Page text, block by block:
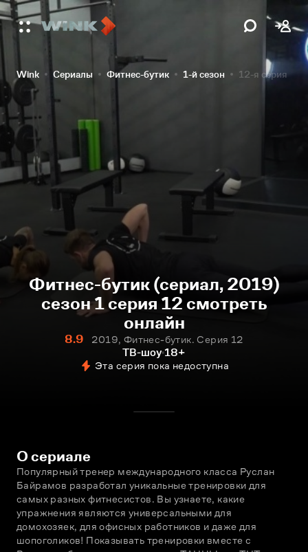
Wink Сериалы Фитнес-бутик 1-й сезон 12-я серия
Фитнес-бутик (сериал, 2019)
сезон 1 серия 12 смотреть
онлайн
8.9
2019, Фитнес-бутик. Серия 12
ТВ-шоу 18+
Эта серия пока недоступна
О сериале
Популярный тренер международного класса Руслан
Байрамов разработал уникальные тренировки для
самых разных фитнесистов. Вы узнаете, какие
упражнения являются универсальными для
домохозяек, для офисных работников и даже для
шопоголиков! Показывать тренировки вместе с